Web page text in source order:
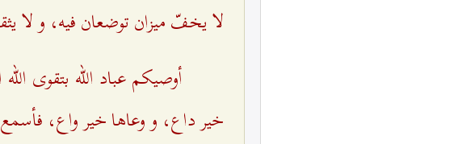
لا يخفّ ميزان توضعان فيه، و لا
أوصيكم عباد الله بتقوى
خير داع، و وعاها خير واع، فأسمع